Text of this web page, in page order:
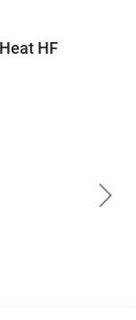
HF